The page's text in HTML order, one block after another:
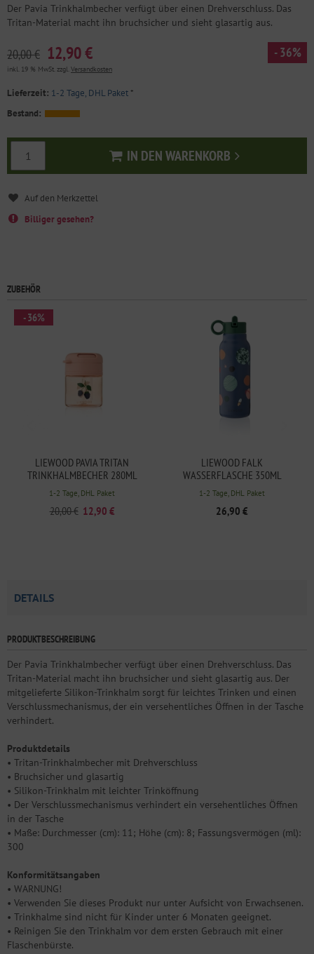
Der Pavia Trinkhalmbecher verfügt über einen Drehverschluss. Das
Tritan-Material macht ihn bruchsicher und sieht glasartig aus.
20,00 € 12,90 € - 36%
inkl. 19 % MwSt. zzgl. Versandkosten
Lieferzeit: 1-2 Tage, DHL Paket*
Bestand:
IN DEN WARENKORB
In den Warenkorb
Billiger gesehen?
ZUBEHÖR
LIEWOOD PAVIA TRITAN
TRINKHALMBECHER 280ML
BERRY / PALE TUSCANY
1-2 Tage, DHL Paket
20,00 € 12,90 €
- 36%
LIEWOOD FALK
WASSERFLASCHE 350ML
UNIVERSE / CLASSIC NAVY
1-2 Tage, DHL Paket
26,90 €
DETAILS
PRODUKTBESCHREIBUNG
Der Pavia Trinkhalmbecher verfügt über einen Drehverschluss. Das
Tritan-Material macht ihn bruchsicher und sieht glasartig aus. Der
mitgelieferte Silikon-Trinkhalm sorgt für leichtes Trinken und einen
Verschlussmechanismus, der ein versehentliches Öffnen in der Tasche
verhindert.
Produktdetails
• Tritan-Trinkhalmbecher mit Drehverschluss
• Bruchsicher und glasartig
• Silikon-Trinkhalm mit leichter Trinköffnung
• Der Verschlussmechanismus verhindert ein versehentliches Öffnen
in der Tasche
• Maße: Durchmesser (cm): 11; Höhe (cm): 8; Fassungsvermögen (ml):
300
Konformitätsangaben
• WARNUNG!
• Verwenden Sie dieses Produkt nur unter Aufsicht von Erwachsenen.
• Trinkhalme sind nicht für Kinder unter 6 Monaten geeignet.
• Reinigen Sie den Trinkhalm vor dem ersten Gebrauch mit einer
Flaschenbürste.